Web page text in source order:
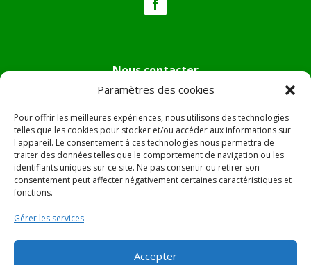
Paramètres des cookies
Pour offrir les meilleures expériences, nous utilisons des technologies
telles que les cookies pour stocker et/ou accéder aux informations sur
l'appareil. Le consentement à ces technologies nous permettra de
traiter des données telles que le comportement de navigation ou les
identifiants uniques sur ce site. Ne pas consentir ou retirer son
consentement peut affecter négativement certaines caractéristiques et
fonctions.
Gérer les services
Accepter
Nous contacter
Tél :04.95.36.24.02
Mail:
mairie.pietradiverde@wanadoo.fr
Adresse :Hôtel de ville de Pietra di Verde
Le village
20230 Pietra di Verde
© 2022 Mairie de Pietra Di Verde – Réalisation